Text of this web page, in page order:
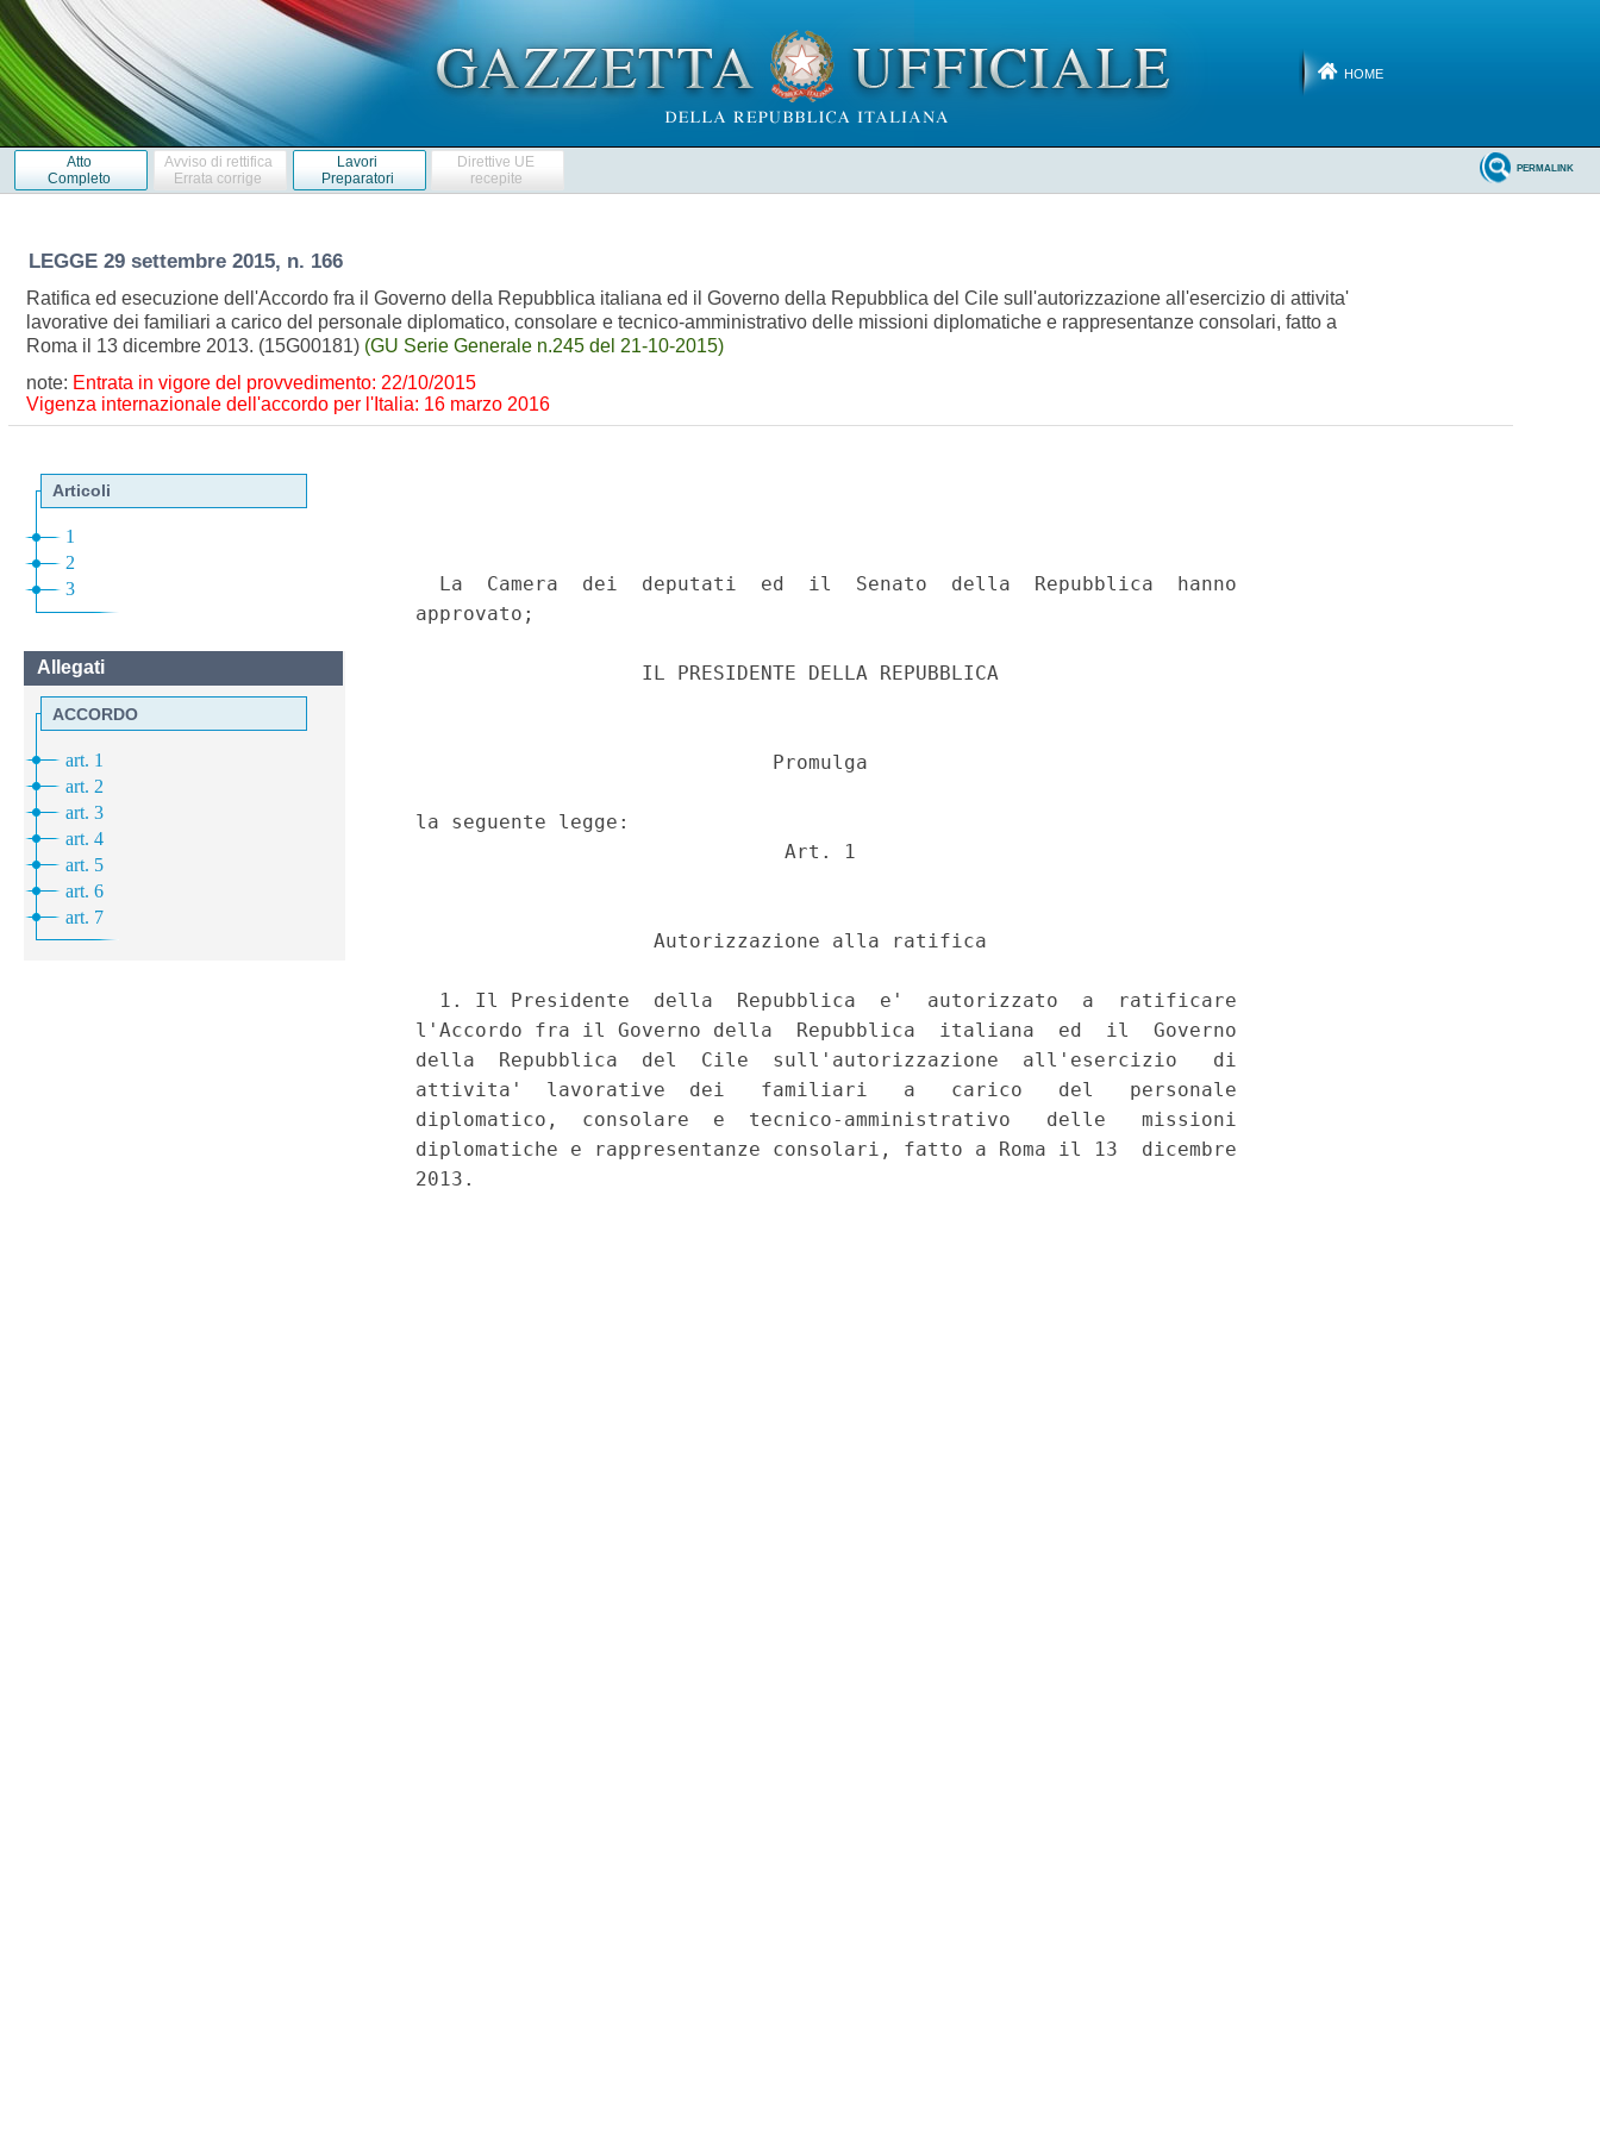
HOME
Atto
Completo
Avviso di rettifica
Errata corrige
Lavori
Preparatori
Direttive UE
recepite
PERMALINK
LEGGE 29 settembre 2015, n. 166
Ratifica ed esecuzione dell'Accordo fra il Governo della Repubblica italiana ed il Governo della Repubblica del Cile sull'autorizzazione all'esercizio di attivita'
lavorative dei familiari a carico del personale diplomatico, consolare e tecnico-amministrativo delle missioni diplomatiche e rappresentanze consolari, fatto a
Roma il 13 dicembre 2013. (15G00181) (GU Serie Generale n.245 del 21-10-2015)
note: Entrata in vigore del provvedimento: 22/10/2015
Vigenza internazionale dell'accordo per l'Italia: 16 marzo 2016